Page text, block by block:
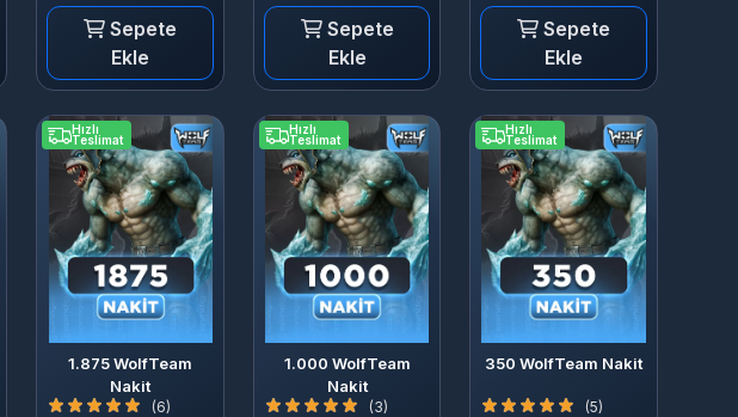
Sepete
Ekle
Sepete
Ekle
Sepete
Ekle
Hızlı
Teslimat
1.875 WolfTeam
Nakit
(6)
Hızlı
Teslimat
1.000 WolfTeam
Nakit
(3)
Hızlı
Teslimat
350 WolfTeam Nakit
(5)